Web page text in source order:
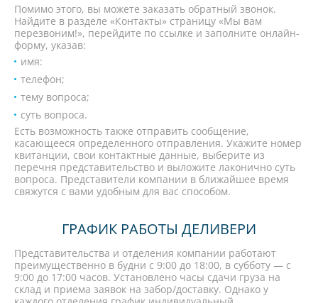
Помимо этого, вы можете заказать обратный звонок.
Найдите в разделе «Контакты» страницу «Мы вам
перезвоним!», перейдите по ссылке и заполните онлайн-
форму, указав:
имя:
телефон;
тему вопроса;
суть вопроса.
Есть возможность также отправить сообщение,
касающееся определенного отправления. Укажите номер
квитанции, свои контактные данные, выберите из
перечня представительство и выложите лаконично суть
вопроса. Представители компании в ближайшее время
свяжутся с вами удобным для вас способом.
ГРАФИК РАБОТЫ ДЕЛИВЕРИ
Представительства и отделения компании работают
преимущественно в будни с 9:00 до 18:00, в субботу — с
9:00 до 17:00 часов. Установлено часы сдачи груза на
склад и приема заявок на забор/доставку. Однако у